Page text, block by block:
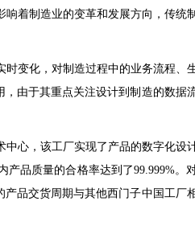
着制造业的变革和发展方向，传统
变化，对制造过程中的业务流程、
由于其重点关注设计到制造的数据
心，该工厂实现了产品的数字化设
产品质量的合格率达到了99.999%。
品交货周期与其他西门子中国工厂